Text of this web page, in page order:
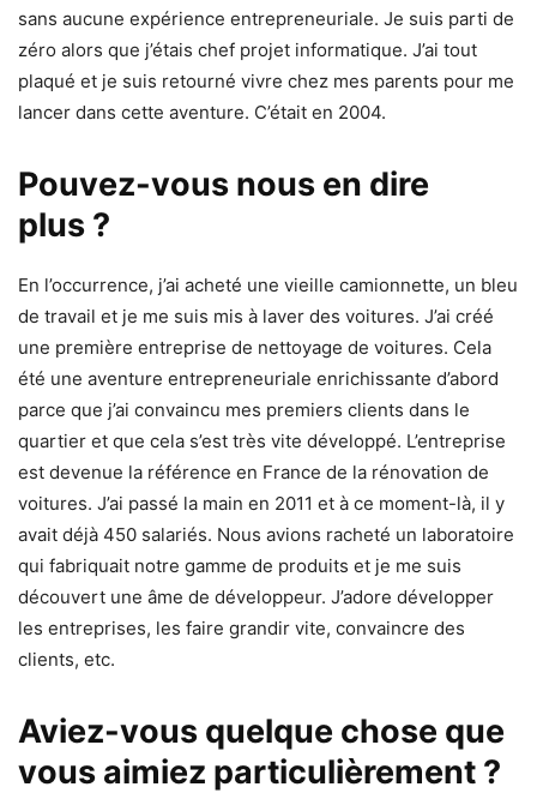
sans aucune expérience entrepreneuriale. Je suis parti de
zéro alors que j’étais chef projet informatique. J’ai tout
plaqué et je suis retourné vivre chez mes parents pour me
lancer dans cette aventure. C’était en 2004.
Pouvez-vous nous en dire
plus ?
En l’occurrence, j’ai acheté une vieille camionnette, un bleu
de travail et je me suis mis à laver des voitures. J’ai créé
une première entreprise de nettoyage de voitures. Cela
été une aventure entrepreneuriale enrichissante d’abord
parce que j’ai convaincu mes premiers clients dans le
quartier et que cela s’est très vite développé. L’entreprise
est devenue la référence en France de la rénovation de
voitures. J’ai passé la main en 2011 et à ce moment-là, il y
avait déjà 450 salariés. Nous avions racheté un laboratoire
qui fabriquait notre gamme de produits et je me suis
découvert une âme de développeur. J’adore développer
les entreprises, les faire grandir vite, convaincre des
clients, etc.
Aviez-vous quelque chose que
vous aimiez particulièrement ?